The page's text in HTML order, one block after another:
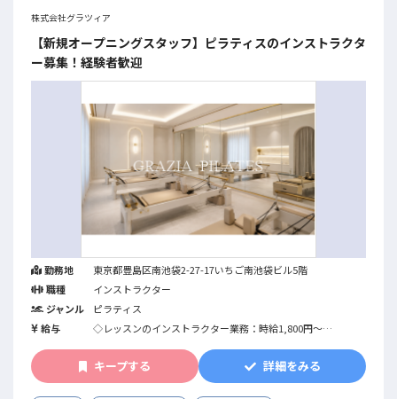
パーソナルトレーニング9,000円/60分単価の売
上から7割のお支払い
株式会社グラツィア
【新規オープニングスタッフ】ピラティスのインストラクタ
ー募集！経験者歓迎
勤務地
東京都豊島区南池袋2-27-17いちご南池袋ビル5階
職種
インストラクター
ジャンル
ピラティス
給与
◇レッスンのインストラクター業務：時給1,800円～
※業務内容により変動します
キープする 詳細をみる